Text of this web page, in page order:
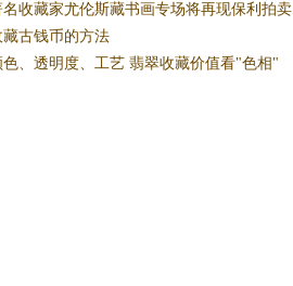
名收藏家尤伦斯藏书画专场将再现保利拍卖
)
藏古钱币的方法
色、透明度、工艺 翡翠收藏价值看"色相"